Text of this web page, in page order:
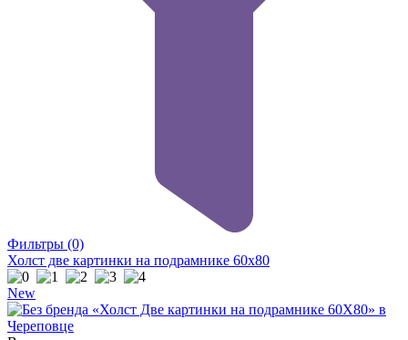
Фильтры (0)
Холст две картинки на подрамнике 60x80
New